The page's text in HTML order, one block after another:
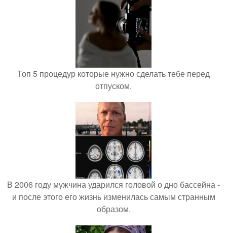
Топ 5 процедур которые нужно сделать тебе перед
отпуском.
В 2006 году мужчина ударился головой о дно бассейна -
и после этого его жизнь изменилась самым странным
образом.